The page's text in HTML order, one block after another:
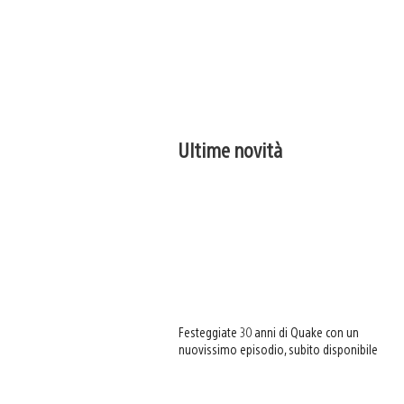
Ultime novità
Festeggiate 30 anni di Quake con un
nuovissimo episodio, subito disponibile